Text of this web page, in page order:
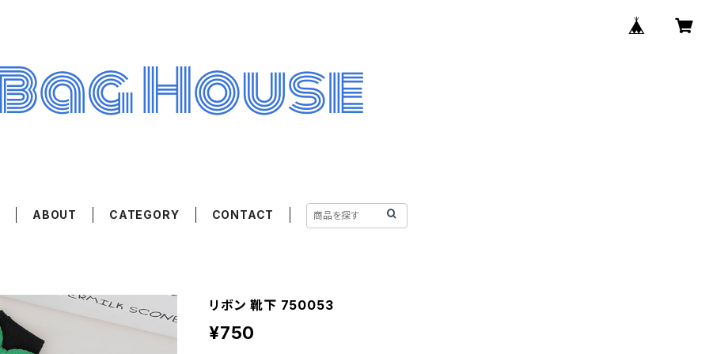
ABOUT CATEGORY CONTACT
リボン 靴下 750053
¥750